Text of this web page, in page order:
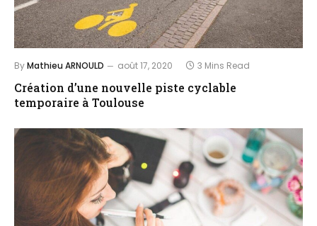
ByMathieu ARNOULD août 17, 2020 3 Mins Read
Création d’une nouvelle piste cyclable
temporaire à Toulouse